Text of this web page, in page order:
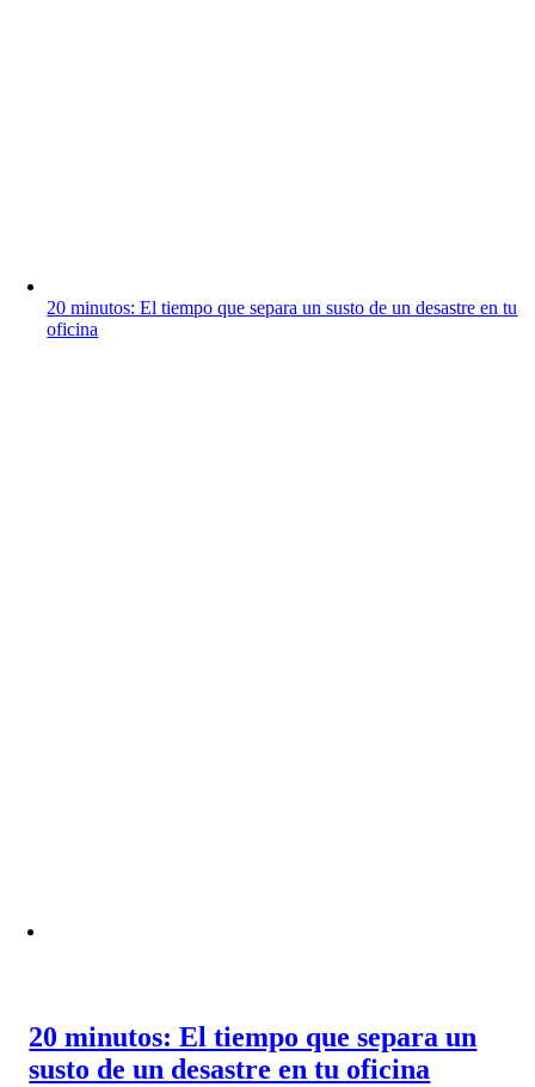
20 minutos: El tiempo que separa un susto de un desastre en tu
oficina
20 minutos: El tiempo que separa un
susto de un desastre en tu oficina